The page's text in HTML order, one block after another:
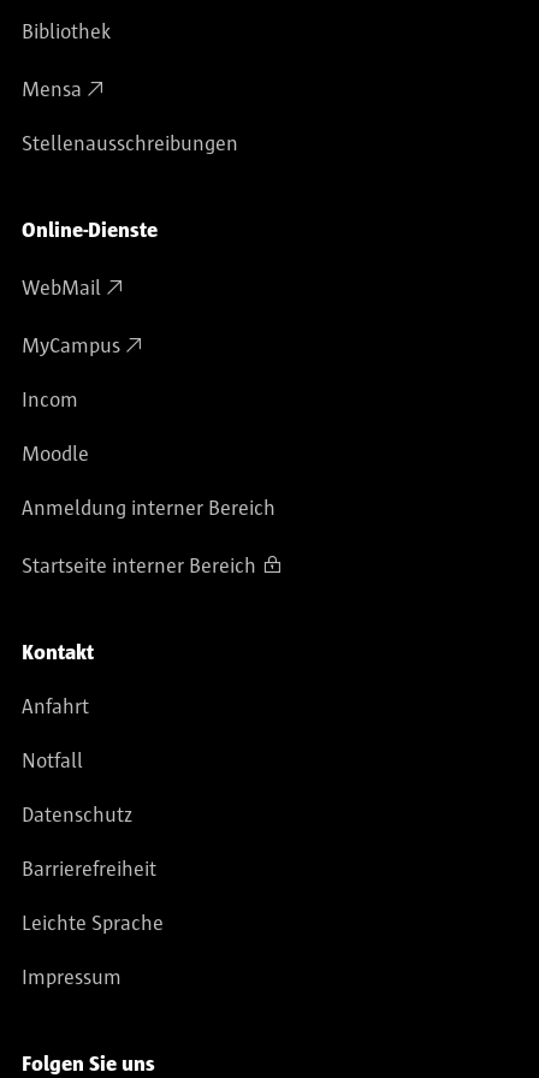
Bibliothek
Mensa
Stellenausschreibungen
Online-Dienste
WebMail
MyCampus
Incom
Moodle
Anmeldung interner Bereich
Startseite interner Bereich
Kontakt
Anfahrt
Notfall
Datenschutz
Barrierefreiheit
Leichte Sprache
Impressum
Folgen Sie uns